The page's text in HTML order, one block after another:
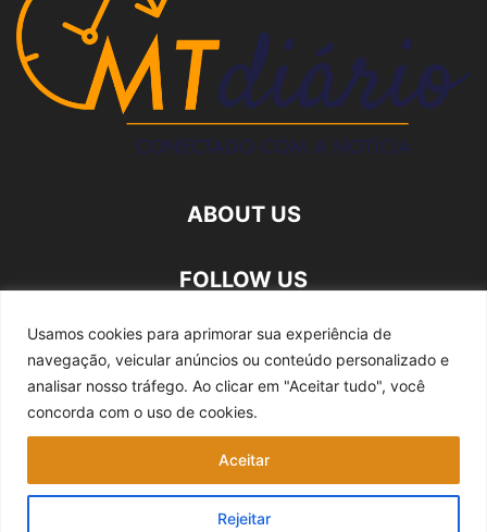
Usamos cookies para aprimorar sua experiência de
navegação, veicular anúncios ou conteúdo personalizado e
analisar nosso tráfego. Ao clicar em "Aceitar tudo", você
concorda com o uso de cookies.
Rejeitar
Aceitar
ABOUT US
FOLLOW US
Quem somos Expediente Fale Conosco